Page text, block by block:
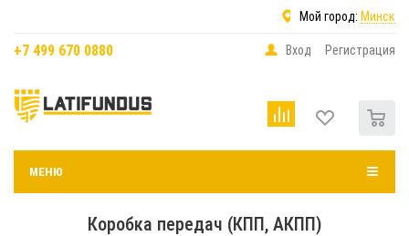
Мой город: Минск
+7 499 670 0880 Вход Регистрация
МЕНЮ
Коробка передач (КПП, АКПП)